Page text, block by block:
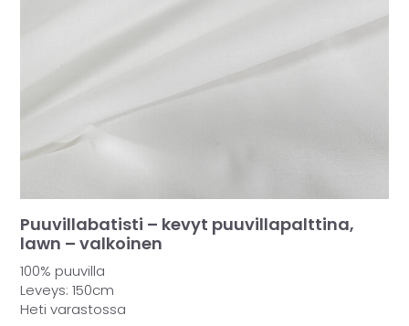
Puuvillabatisti – kevyt puuvillapalttina,
lawn – valkoinen
100% puuvilla
Leveys: 150cm
Heti varastossa